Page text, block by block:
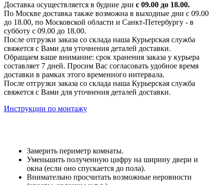
Доставка осуществляется в будние дни с 09.00 до 18.00.
По Москве доставка также возможна в выходные дни с 09.00
до 18.00, по Московской области и Санкт-Петербургу - в
субботу с 09.00 до 18.00.
После отгрузки заказа со склада наша Курьерская служба
свяжется с Вами для уточнения деталей доставки.
Обращаем ваше внимание: срок хранения заказа у курьера
составляет 7 дней. Просим Вас согласовать удобное время
доставки в рамках этого временного интервала.
После отгрузки заказа со склада наша Курьерская служба
свяжется с Вами для уточнения деталей доставки.
Инструкции по монтажу
Замерить периметр комнаты.
Уменьшить полученную цифру на ширину двери и
окна (если оно спускается до пола).
Внимательно просчитать возможные неровности